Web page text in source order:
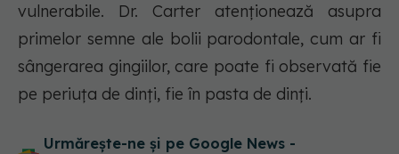
vulnerabile. Dr. Carter atenționează asupra
primelor semne ale bolii parodontale, cum ar fi
sângerarea gingiilor, care poate fi observată fie
pe periuța de dinți, fie în pasta de dinți.
Urmărește-ne și pe Google News -